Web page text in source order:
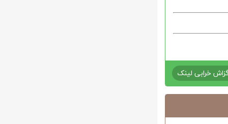
خرابی لینک